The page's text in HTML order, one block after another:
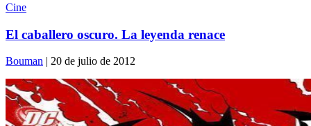
Cine
El caballero oscuro. La leyenda renace
Bouman | 20 de julio de 2012